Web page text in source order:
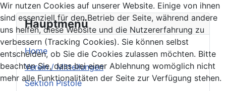
Hauptmenü
Home
Verein / Mitteilungen
Sektion Pistole
Wir nutzen Cookies auf unserer Website. Einige von ihnen
sind essenziell für den Betrieb der Seite, während andere
uns helfen, diese Website und die Nutzererfahrung zu
verbessern (Tracking Cookies). Sie können selbst
entscheiden, ob Sie die Cookies zulassen möchten. Bitte
beachten Sie, dass bei einer Ablehnung womöglich nicht
mehr alle Funktionalitäten der Seite zur Verfügung stehen.